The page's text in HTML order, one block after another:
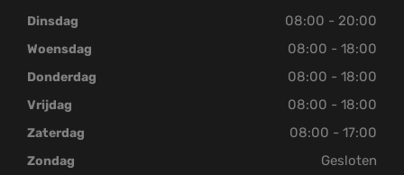
Dinsdag 08:00 - 20:00
Woensdag 08:00 - 18:00
Donderdag 08:00 - 18:00
Vrijdag 08:00 - 18:00
Zaterdag 08:00 - 17:00
Zondag Gesloten